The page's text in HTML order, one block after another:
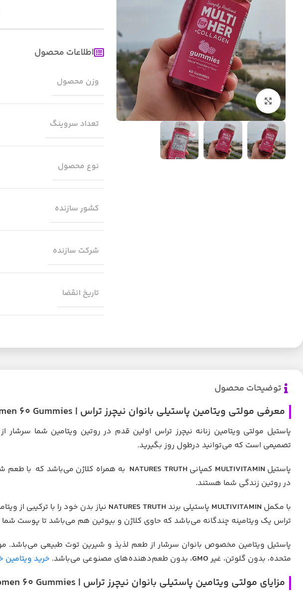
بزرگنمایی تصویر
اطلاعات محصول
وزن محصول
تعداد سروینگ
نوع محصول
کشور سازنده
شرکت سازنده
تاریخ انقضا
توضیحات محصول
معرفی مولتی ویتامین پاستیلی بانوان نیچرز تراس | PINK Multivitamin for Women 60 Gummies
پاستیل مولتی ویتامین زنانه نیچرز تراس اولین قدم در روتین ویتامین شما
تصمیمی است که می‌توانید درطول روز بگیرید.
پاستیل MULTIVITAMIN کمپانی NATURES TRUTH به همراه کلاژن می‌باشد که با طعم
در روتین زندگی شما هستند.
با مکمل MULTIVITAMIN پاستیلی برند NATURES TRUTH نیاز بدن خود را با ترکیبی از
تراس یک ویتامینه چندگانه می‌باشد که حاوی کلاژن و بیوتین هم می‌باشد تا پوست شما
پاستیل ویتامین مخصوص بانوان سرشار از طعم لذیذ و شیرین توت طبیعی می‌باشد.
متحده، بدون گلوتن، غیر GMO، بدون طعم‌دهنده‌های مصنوعی می‌باشد. خرید ویتامین
مزایای مولتی ویتامین پاستیلی بانوان نیچرز تراس | PINK Multivitamin for Women 60 Gummies